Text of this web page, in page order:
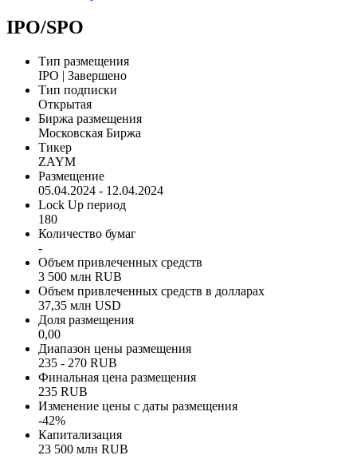
Вся доступная информация об организации в системе
IPO/SPO
Тип размещения
IPO | Завершено
Тип подписки
Открытая
Биржа размещения
Московская Биржа
Тикер
ZAYM
Размещение
Lock Up период
180
Количество бумаг
-
Объем привлеченных средств
3 500 млн RUB
Объем привлеченных средств в долларах
37,35 млн USD
Доля размещения
0,00
Диапазон цены размещения
235 - 270 RUB
Финальная цена размещения
235 RUB